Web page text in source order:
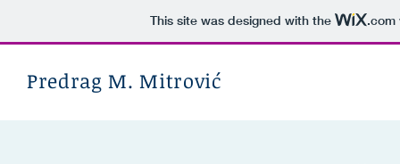
This site was designed with the .com
Predrag M. Mitrović